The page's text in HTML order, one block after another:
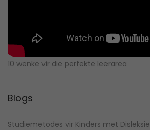
10 wenke vir die perfekte leerarea
Blogs
Studiemetodes vir Kinders met Disleksie